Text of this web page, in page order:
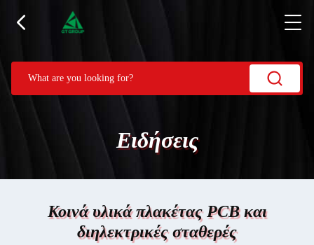
Ειδήσεις
Κοινά υλικά πλακέτας PCB και
διηλεκτρικές σταθερές